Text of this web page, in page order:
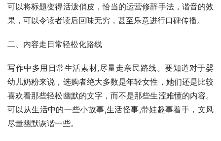
可以将标题变得活泼俏皮，恰当的运营修辞手法，谐音的效
果，可以令读者读后回味无穷，甚至乐意进行口碑传播。
二、内容走日常轻松化路线
写作中多用日常生活素材,尽量走亲民路线。要知道对于婴
幼儿奶粉来说，选购者绝大多数是年轻女性，她们还是比较
喜欢看那些轻松幽默的文字，而不是那些生涩难懂的内容。
可以从生活中的一些小故事,生活怪事,带娃趣事着手，文风
尽量幽默诙谐一些。